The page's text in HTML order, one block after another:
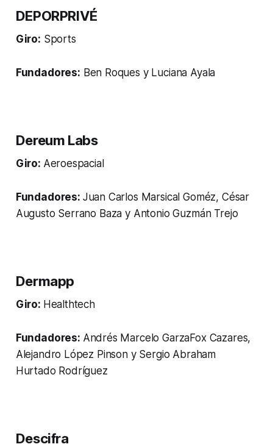
DEPORPRIVÉ
Giro: Sports
Fundadores: Ben Roques y Luciana Ayala
Dereum Labs
Giro: Aeroespacial
Fundadores: Juan Carlos Marsical Goméz, César
Augusto Serrano Baza y Antonio Guzmán Trejo
Dermapp
Giro: Healthtech
Fundadores: Andrés Marcelo GarzaFox Cazares,
Alejandro López Pinson y Sergio Abraham
Hurtado Rodríguez
Descifra